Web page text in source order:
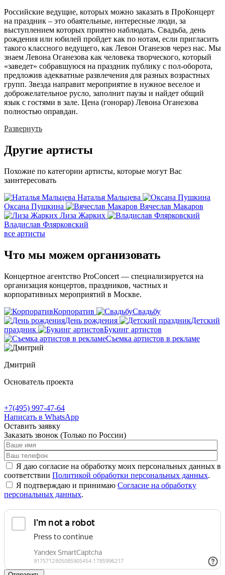
Российские ведущие, которых можно заказать в ПроКонцерт
на праздник – это обаятельные, интересные люди, за
выступлением которых приятно наблюдать. Свадьба, день
рождения или юбилей пройдет как по нотам, если пригласить
такого классного ведущего, как Левон Оганезов через нас. Мы
знаем Левона Оганезова как человека творческого, который
«заведет» собравшуюся на праздник публику с пол-оборота,
предложив адекватные развлечения для разных возрастных
групп. Звезда направит мероприятие в нужное веселое и
доброжелательное русло, заполнит паузы и найдет общий
язык с гостями в зале. Цена (гонорар) Левона Оганезова
полностью оправдан.
Развернуть
Другие артисты
Похожие по категории артисты, которые могут Вас
заинтересовать
Наталья Мальцева
Оксана Пушкина
Вячеслав Макаров
Лиза Жарких
Владислав Флярковский
все артисты
Что мы можем организовать
Концертное агентство ProConcert — cпециализируется на
организация концертов, праздников, частных и
корпоративных мероприятий в Москве.
Корпоратив
Свадьбу
День рождения
Детский
праздник
Букинг артистов
Съемка артистов в рекламе
Дмитрий
Основатель проекта
+7(495) 997-47-64
Написать в WhatsApp
Оставить заявку
Заказать звонок (Только по России)
Я даю согласие на обработку моих персональных данных в
соответствии Политикой обработки персональных данных.
Я подтверждаю и принимаю Согласие на обработку
персональных данных.